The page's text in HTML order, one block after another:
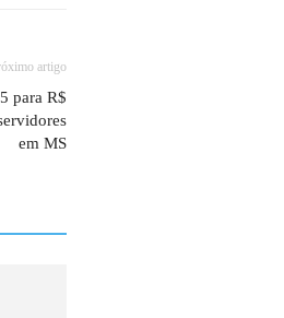
artigo
para R$
em MS